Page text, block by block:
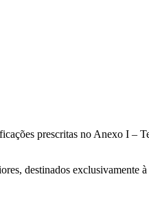
prescritas no Anexo I –
destinados exclusivamente